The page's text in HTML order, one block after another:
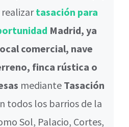
tasación para
Madrid, ya
comercial, nave
finca rústica o
mediante Tasación
todos los barrios de la
Sol, Palacio, Cortes,